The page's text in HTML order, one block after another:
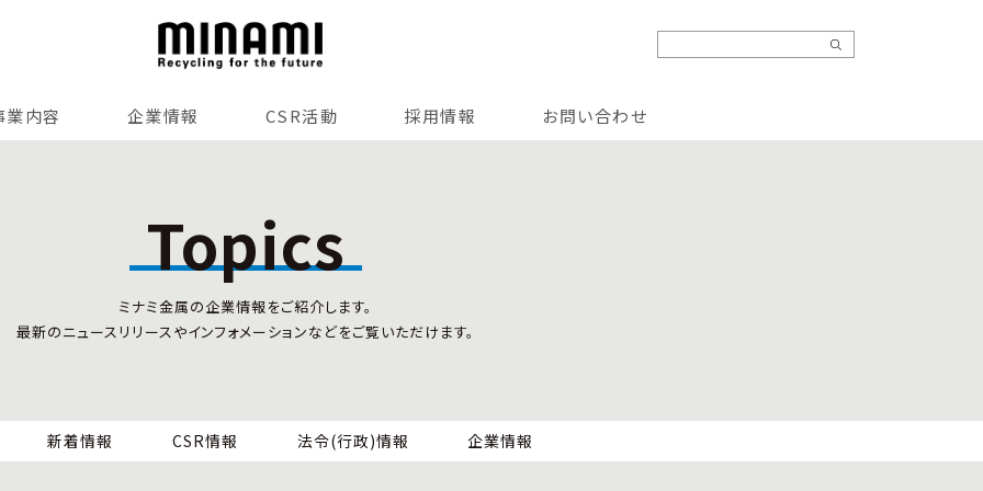
業内容 企業情報 CSR活動 採用情報 お問い合わせ
Topics
ミナミ金属の企業情報をご紹介します。
最新のニュースリリースやインフォメーションなどをご覧いただけます。
新着情報 CSR情報 法令(行政)情報 企業情報